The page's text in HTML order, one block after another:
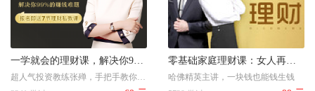
一学就会的理财课，解决你99%的赚钱难题
超人气投资教练张殚，手把手教你财富增值
零基础家庭理财课：女人再懒，也要把家里的钱管好
哈佛精英主讲，一块钱也能钱生钱